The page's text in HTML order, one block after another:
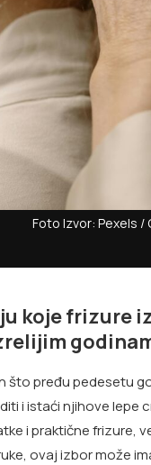
Foto Izvor: Pexels
koje frizure
što pređu pedesetu
i istaći njihove lepe
i praktične frizure,
ovaj izbor može